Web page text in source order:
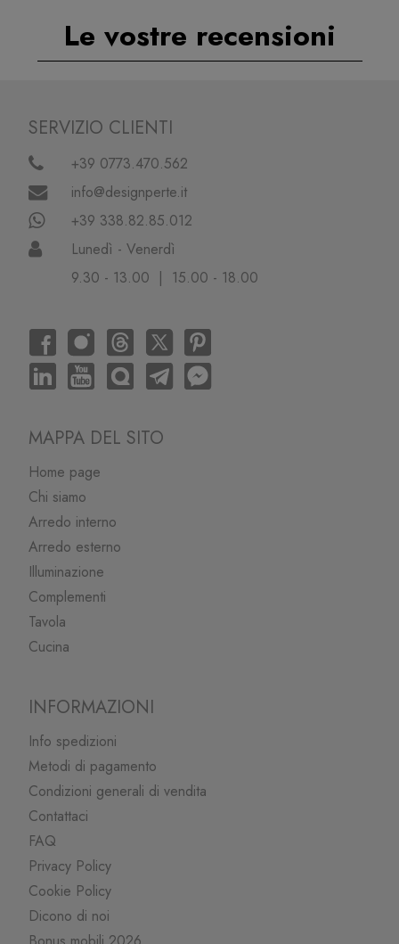
Le vostre recensioni
SERVIZIO CLIENTI
+39 0773.470.562
info@designperte.it
+39 338.82.85.012
Lunedì - Venerdì
9.30 - 13.00 | 15.00 - 18.00
MAPPA DEL SITO
Home page
Chi siamo
Arredo interno
Arredo esterno
Illuminazione
Complementi
Tavola
Cucina
INFORMAZIONI
Info spedizioni
Metodi di pagamento
Condizioni generali di vendita
Contattaci
FAQ
Privacy Policy
Cookie Policy
Dicono di noi